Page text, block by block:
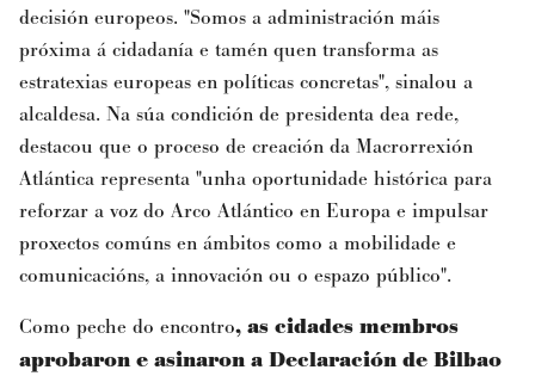
decisión europeos. "Somos a administración máis
próxima á cidadanía e tamén quen transforma as
estratexias europeas en políticas concretas", sinalou a
alcaldesa. Na súa condición de presidenta dea rede,
destacou que o proceso de creación da Macrorrexión
Atlántica representa "unha oportunidade histórica para
reforzar a voz do Arco Atlántico en Europa e impulsar
proxectos comúns en ámbitos como a mobilidade e
comunicacións, a innovación ou o espazo público".
Como peche do encontro, as cidades membros
aprobaron e asinaron a Declaración de Bilbao